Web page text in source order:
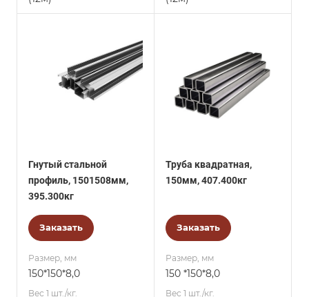
Гнутый стальной
профиль, 1501508мм,
395.300кг
Заказать
Размер, мм
150*150*8,0
Вес 1 шт./кг.
Труба квадратная,
150мм, 407.400кг
Заказать
Размер, мм
150 *150*8,0
Вес 1 шт./кг.